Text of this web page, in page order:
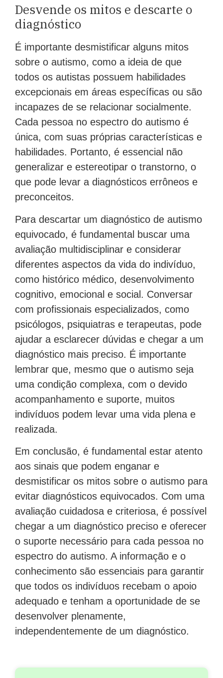
Desvende os mitos e descarte o
diagnóstico
É importante desmistificar alguns mitos
sobre o autismo, como a ideia de que
todos os autistas possuem habilidades
excepcionais em áreas específicas ou são
incapazes de se relacionar socialmente.
Cada pessoa no espectro do autismo é
única, com suas próprias características e
habilidades. Portanto, é essencial não
generalizar e estereotipar o transtorno, o
que pode levar a diagnósticos errôneos e
preconceitos.
Para descartar um diagnóstico de autismo
equivocado, é fundamental buscar uma
avaliação multidisciplinar e considerar
diferentes aspectos da vida do indivíduo,
como histórico médico, desenvolvimento
cognitivo, emocional e social. Conversar
com profissionais especializados, como
psicólogos, psiquiatras e terapeutas, pode
ajudar a esclarecer dúvidas e chegar a um
diagnóstico mais preciso. É importante
lembrar que, mesmo que o autismo seja
uma condição complexa, com o devido
acompanhamento e suporte, muitos
indivíduos podem levar uma vida plena e
realizada.
Em conclusão, é fundamental estar atento
aos sinais que podem enganar e
desmistificar os mitos sobre o autismo para
evitar diagnósticos equivocados. Com uma
avaliação cuidadosa e criteriosa, é possível
chegar a um diagnóstico preciso e oferecer
o suporte necessário para cada pessoa no
espectro do autismo. A informação e o
conhecimento são essenciais para garantir
que todos os indivíduos recebam o apoio
adequado e tenham a oportunidade de se
desenvolver plenamente,
independentemente de um diagnóstico.